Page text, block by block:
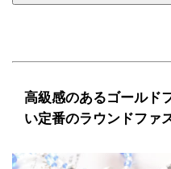
高級感のあるゴールド
い定番のラウンドファ